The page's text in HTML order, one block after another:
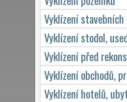
Vyklízení
Vyklízení stodol,
Vyklízení před
Vyklízení obchodů,
Vyklízení hotelů,